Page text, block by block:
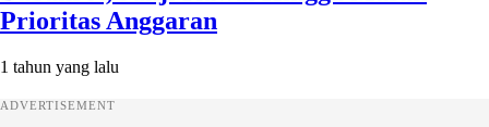
Prioritas Anggaran
1 tahun yang lalu
ADVERTISEMENT